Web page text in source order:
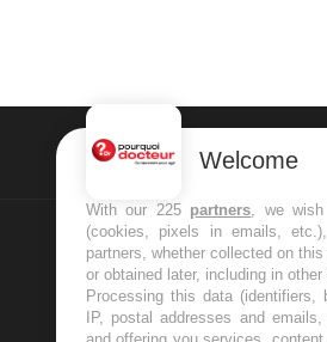
NEWSLETTER
Recevez toutes les
infos santé
Welcome
With our 225 partners, we
(cookies, pixels in emails,
partners, whether collected on
or obtained later, including in
Processing this data (identifiers,
IP, postal addresses and